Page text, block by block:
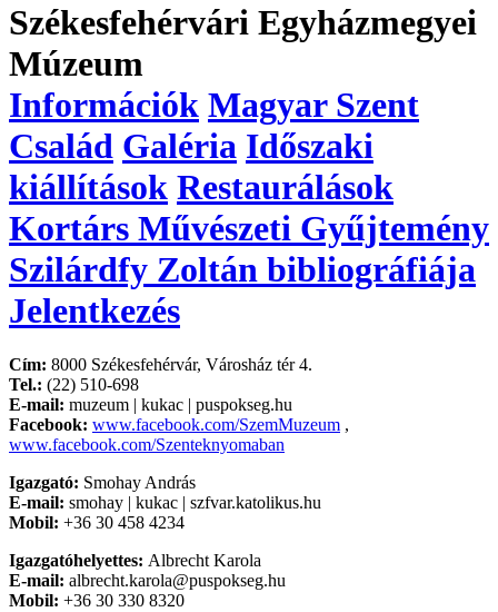
Székesfehérvári Egyházmegyei
Múzeum
Információk Magyar Szent
Család Galéria Időszaki
kiállítások Restaurálások
Kortárs Művészeti Gyűjtemény
Szilárdfy Zoltán bibliográfiája
Jelentkezés
Cím: 8000 Székesfehérvár, Városház tér 4.
Tel.: (22) 510-698
E-mail: muzeum | kukac | puspokseg.hu
Facebook: www.facebook.com/SzemMuzeum ,
www.facebook.com/Szenteknyomaban
Igazgató: Smohay András
E-mail: smohay | kukac | szfvar.katolikus.hu
Mobil: +36 30 458 4234
Igazgatóhelyettes: Albrecht Karola
E-mail: albrecht.karola@puspokseg.hu
Mobil: +36 30 330 8320‬